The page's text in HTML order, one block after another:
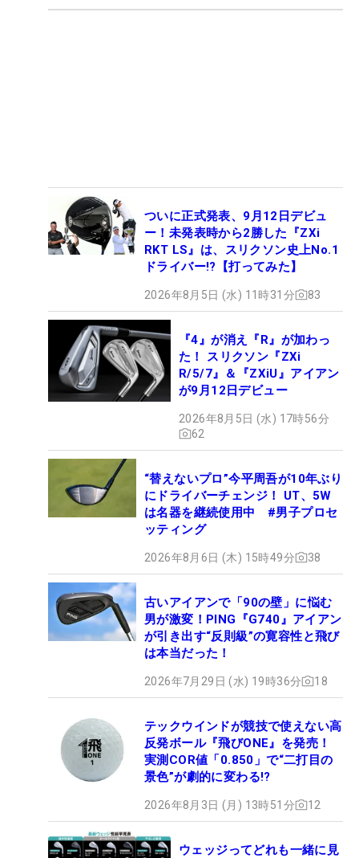
ついに正式発表、9月12日デビュ
ー！未発表時から2勝した『ZXi
RKT LS』は、スリクソン史上No.1
ドライバー!?【打ってみた】
2026年8月5日 (水) 11時31分 83
『4』が消え『R』が加わっ
た！ スリクソン『ZXi
R/5/7』＆『ZXiU』アイアン
が9月12日デビュー
2026年8月5日 (水) 17時56分
62
“替えないプロ”今平周吾が10年ぶり
にドライバーチェンジ！ UT、5W
は名器を継続使用中 #男子プロセ
ッティング
2026年8月6日 (木) 15時49分 38
古いアイアンで「90の壁」に悩む
男が激変！PING『G740』アイアン
が引き出す“反則級”の寛容性と飛び
は本当だった！
2026年7月29日 (水) 19時36分 18
テックウインドが競技で使えない高
反発ボール『飛びONE』を発売！
実測COR値「0.850」で“二打目の
景色”が劇的に変わる!?
2026年8月3日 (月) 13時51分 12
ウェッジってどれも一緒に見